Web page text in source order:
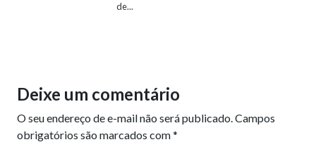
de...
Deixe um comentário
O seu endereço de e-mail não será publicado.Campos
obrigatórios são marcados com*